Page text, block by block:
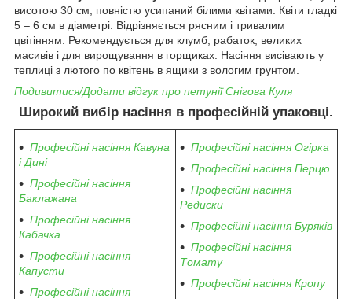
висотою 30 см, повністю усипаний білими квітами. Квіти гладкі
5 – 6 см в діаметрі. Відрізняється рясним і тривалим
цвітінням. Рекомендується для клумб, рабаток, великих
масивів і для вирощування в горщиках. Насіння висівають у
теплиці з лютого по квітень в ящики з вологим грунтом.
Подивитися/Додати відгук про петунії Снігова Куля
Широкий вибір насіння в професійній упаковці.
Професійні насіння Кавуна
і Дині
Професійні насіння
Баклажана
Професійні насіння
Кабачка
Професійні насіння
Капусти
Професійні насіння
Професійні насіння Огірка
Професійні насіння Перцю
Професійні насіння
Редиски
Професійні насіння Буряків
Професійні насіння
Томату
Професійні насіння Кропу